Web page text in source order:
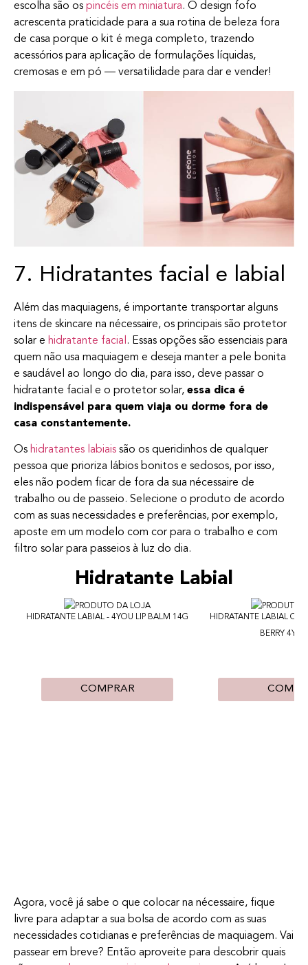
escolha são os pincéis em miniatura. O design fofo
acrescenta praticidade para a sua rotina de beleza fora
de casa porque o kit é mega completo, trazendo
acessórios para aplicação de formulações líquidas,
cremosas e em pó — versatilidade para dar e vender!
7. Hidratantes facial e labial
Além das maquiagens, é importante transportar alguns
itens de skincare na nécessaire, os principais são protetor
solar e hidratante facial . Essas opções são essenciais para
quem não usa maquiagem e deseja manter a pele bonita
e saudável ao longo do dia, para isso, deve passar o
hidratante facial e o protetor solar, essa dica é
indispensável para quem viaja ou dorme fora de
casa constantemente.
Os hidratantes labiais são os queridinhos de qualquer
pessoa que prioriza lábios bonitos e sedosos, por isso,
eles não podem ficar de fora da sua nécessaire de
trabalho ou de passeio. Selecione o produto de acordo
com as suas necessidades e preferências, por exemplo,
aposte em um modelo com cor para o trabalho e com
filtro solar para passeios à luz do dia.
Hidratante Labial
HIDRATANTE LABIAL - 4YOU LIP BALM 14G
COMPRAR
HIDRATANTE LABIAL
BERRY
Agora, você já sabe o que colocar na nécessaire, fique
livre para adaptar a sua bolsa de acordo com as suas
necessidades cotidianas e preferências de maquiagem. Vai
passear em breve? Então aproveite para descobrir quais